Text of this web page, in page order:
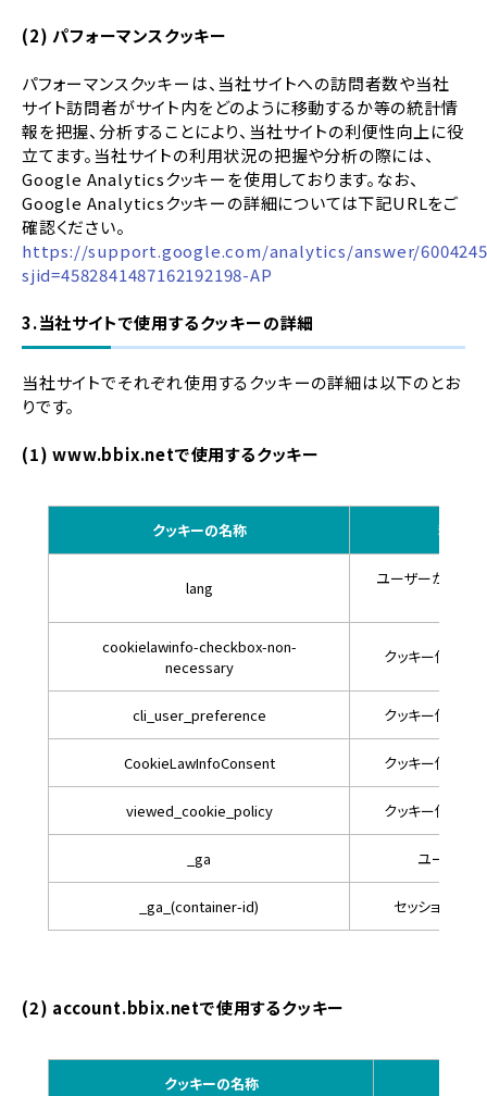
(2) パフォーマンスクッキー
パフォーマンスクッキーは、当社サイトへの訪問者数や当社
サイト訪問者がサイト内をどのように移動するか等の統計情
報を把握、分析することにより、当社サイトの利便性向上に役
立てます。当社サイトの利用状況の把握や分析の際には、
Google Analyticsクッキーを使用しております。なお、
Google Analyticsクッキーの詳細については下記URLをご
確認ください。
https://support.google.com/analytics/answer/
sjid=4582841487162192198-AP
3.当社サイトで使用するクッキーの詳細
当社サイトでそれぞれ使用するクッキーの詳細は以下のとお
りです。
(1) www.bbix.netで使用するクッキー
クッキーの名称 利用目
lang
ユーザーが選択
cookielawinfo-checkbox-non-
necessary
クッキー使用の
cli_user_preference クッキー使用の
CookieLawInfoConsent クッキー使用の
viewed_cookie_policy クッキー使用の
_ga ユーザー
_ga_(container-id) セッションの
(2) account.bbix.netで使用するクッキー
クッキーの名称